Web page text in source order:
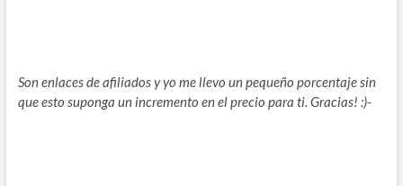
Son enlaces de afiliados y yo me llevo un pequeño porcentaje sin
que esto suponga un incremento en el precio para ti. Gracias! :)-